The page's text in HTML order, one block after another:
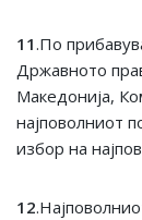
11.По
Државното
Македонија,
најповолниот
избор на
12